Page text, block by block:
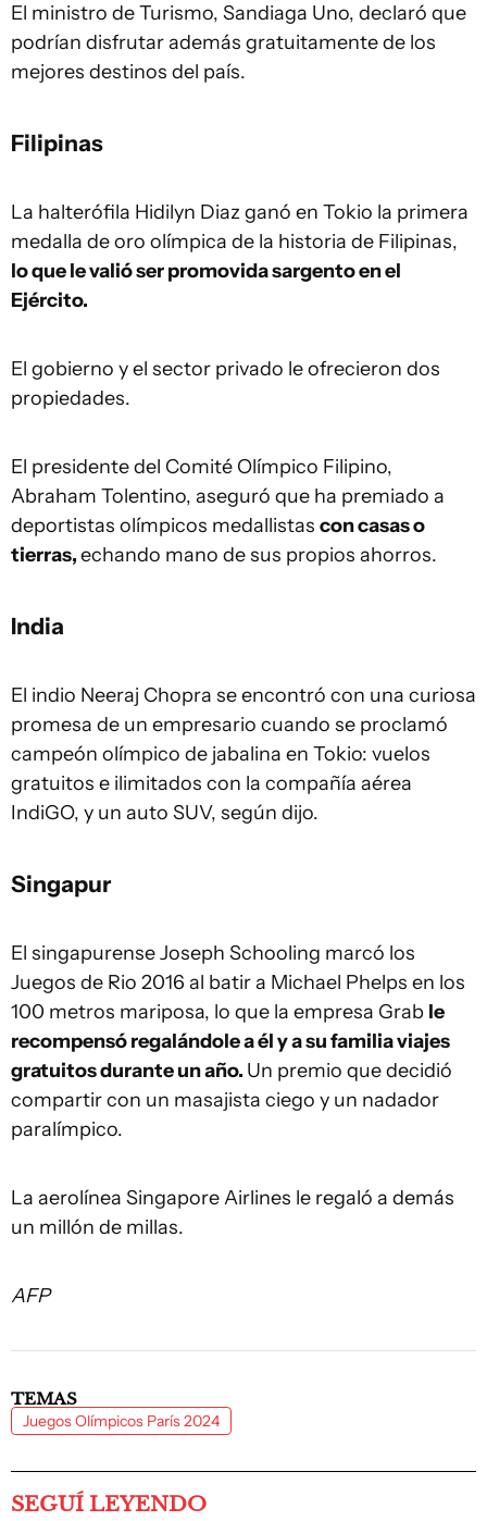
El ministro de Turismo, Sandiaga Uno, declaró que
podrían disfrutar además gratuitamente de los
mejores destinos del país.
Filipinas
La halterófila Hidilyn Diaz ganó en Tokio la primera
medalla de oro olímpica de la historia de Filipinas,
lo que le valió ser promovida sargento en el
Ejército.
El gobierno y el sector privado le ofrecieron dos
propiedades.
El presidente del Comité Olímpico Filipino,
Abraham Tolentino, aseguró que ha premiado a
deportistas olímpicos medallistas con casas o
tierras,echando mano de sus propios ahorros.
India
El indio Neeraj Chopra se encontró con una curiosa
promesa de un empresario cuando se proclamó
campeón olímpico de jabalina en Tokio: vuelos
gratuitos e ilimitados con la compañía aérea
IndiGO, y un auto SUV, según dijo.
Singapur
El singapurense Joseph Schooling marcó los
Juegos de Rio 2016 al batir a Michael Phelps en los
100 metros mariposa, lo que la empresa Grab le
recompensó regalándole a él y a su familia viajes
gratuitos durante un año. Un premio que decidió
compartir con un masajista ciego y un nadador
paralímpico.
La aerolínea Singapore Airlines le regaló a demás
un millón de millas.
AFP
TEMAS
Juegos Olímpicos París 2024
SEGUÍ LEYENDO